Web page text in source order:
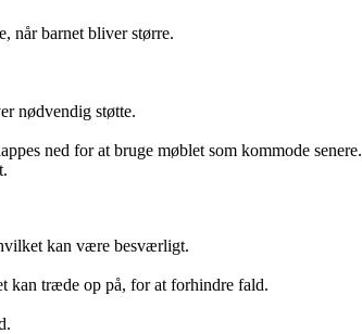
når barnet bliver større.
nødvendig støtte.
ned for at bruge møblet som kommode senere.
kan være besværligt.
kan træde op på, for at forhindre fald.